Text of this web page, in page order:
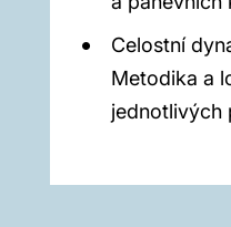
Celostní
Metodika a
jednotlivých